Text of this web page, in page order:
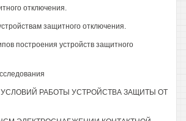
отключения.
защитного отключения.
построения устройств защитного
РАБОТЫ УСТРОЙСТВА ЗАЩИТЫ ОТ